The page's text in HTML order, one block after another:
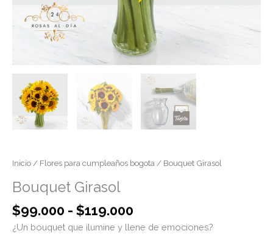
Inicio/ Flores para cumpleaños bogota/ Bouquet Girasol
Bouquet Girasol
$99.000 - $119.000
¿Un bouquet que ilumine y llene de emociones?